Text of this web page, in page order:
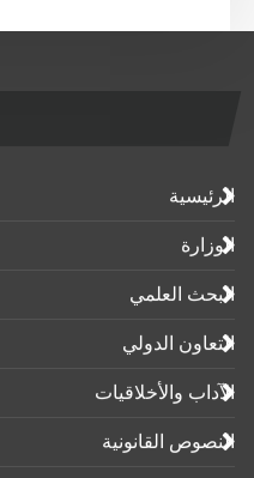
الرئيسية
الوزارة
البحث العلمي
التعاون الدولي
الآداب واﻷخلاقيات
النصوص القانونية